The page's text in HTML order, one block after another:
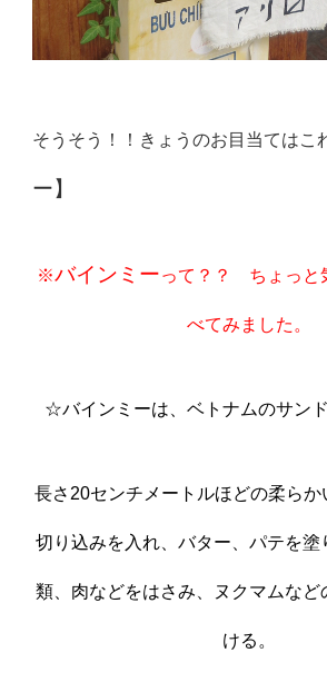
そうそう！！きょうのお目当てはこ
ー】
※バインミーって？？ ちょっと
べてみました。
☆バインミーは、ベトナムのサンド
長さ20センチメートルほどの柔らか
切り込みを入れ、バター、パテを塗
類、肉などをはさみ、ヌクマムなど
ける。